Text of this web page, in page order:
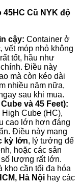
45HC Cũ NYK độ
cậy: Container ở
vết móp nhỏ không
tốt, hầu như
Điều này
mà còn kéo dài
nhiều năm nữa,
sau khi mua.
và 45 Feet):
Cube (HC),
cao lớn hơn đáng
Điều này mang
kỳ lớn, lý tưởng để
hoặc các sản
lượng rất lớn.
kho cần tối đa hóa
Hà Nội hay các